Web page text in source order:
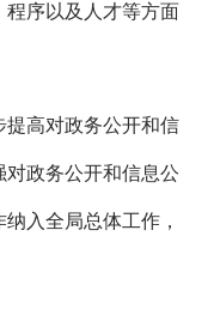
程序以及人才等方面
提高对政务公开和信
政务公开和信息公
入全局总体工作，